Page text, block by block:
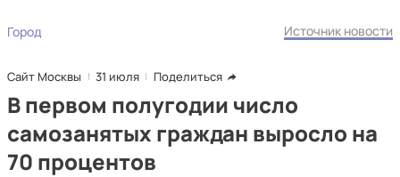
Город Источник новости
Сайт Москвы 31 июля Поделиться
В первом полугодии число
самозанятых граждан выросло на
70 процентов